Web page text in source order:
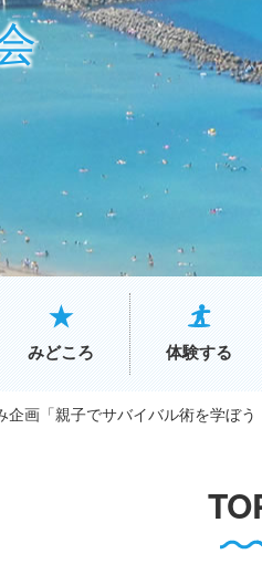
みどころ 体験する
企画「親子でサバイバル術を学ぼう